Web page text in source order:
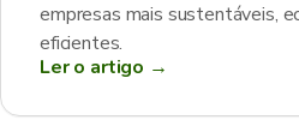
empresas mais sustentáveis,
eficientes.
Ler o artigo →